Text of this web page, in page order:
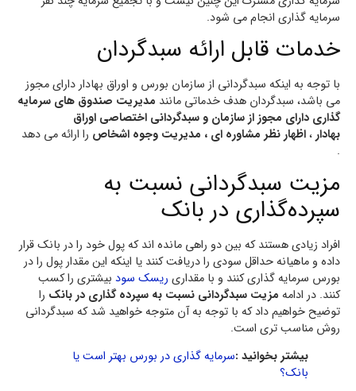
سرمایه گذاری انجام می شود.
خدمات قابل ارائه سبدگردان
با توجه به اینکه سبدگردانی از سازمان بورس و اوراق بهادار دارای مجوز
می باشد، سبدگردان هدف خدماتی مانند مدیریت صندوق های سرمایه
گذاری دارای مجوز از سازمان و سبدگردانی اختصاصی اوراق
بهادار،اظهار نظر مشاوره ای ، مدیریت وجوه اشخاص را ارائه می دهد
.
مزیت سبدگردانی نسبت به
سپرده‌گذاری در بانک
افراد زیادی هستند که بین دو راهی مانده اند که پول خود را در بانک قرار
داده و ماهیانه حداقل سودی را دریافت کنند یا اینکه این مقدار پول را در
بورس سرمایه گذاری کنند و با مقداری ریسک سود بیشتری را کسب
کنند. در ادامه مزیت سبدگردانی نسبت به سپرده گذاری در بانک را
توضیح خواهیم داد که با توجه به آن متوجه خواهید شد که سبدگردانی
روش مناسب تری است.
بیشتر بخوانید :سرمایه گذاری در بورس بهتر است یا
بانک؟